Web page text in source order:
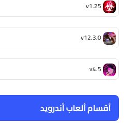
أقسام ألعاب أندرويد
v1.25
v12.3.0
v4.5